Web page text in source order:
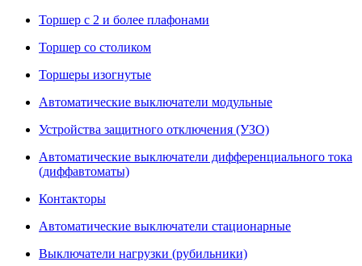
Торшер с 2 и более плафонами
Торшер со столиком
Торшеры изогнутые
Автоматические выключатели модульные
Устройства защитного отключения (УЗО)
Автоматические выключатели дифференциального тока
(диффавтоматы)
Контакторы
Автоматические выключатели стационарные
Выключатели нагрузки (рубильники)